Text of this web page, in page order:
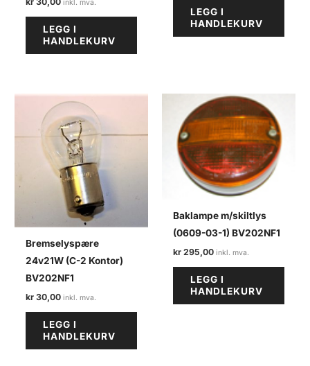
LEGG I
HANDLEKURV
LEGG I
HANDLEKURV
Bremselyspære
24v21W (C-2 Kontor)
BV202NF1
kr 30,00
LEGG I
HANDLEKURV
Baklampe m/skiltlys
(0609-03-1) BV202NF1
kr 295,00
LEGG I
HANDLEKURV